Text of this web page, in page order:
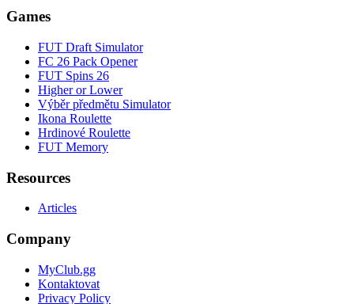
Games
FUT Draft Simulator
FC 26 Pack Opener
FUT Spins 26
Higher or Lower
Výběr předmětu Simulator
Ikona Roulette
Hrdinové Roulette
FUT Memory
Resources
Articles
Company
MyClub.gg
Kontaktovat
Privacy Policy